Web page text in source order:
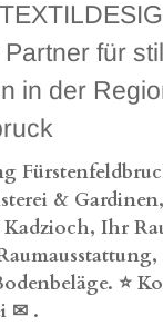
für
in der
&
Kadzioch, Ihr
⭐
✉ .